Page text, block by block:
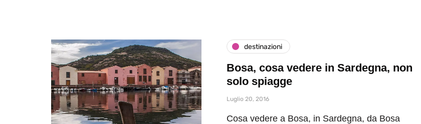
destinazioni
Bosa, cosa vedere in Sardegna, non
solo spiagge
Luglio 20, 2016
Cosa vedere a Bosa, in Sardegna, da Bosa